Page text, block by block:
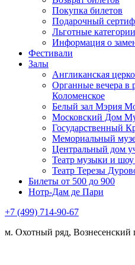
Покупка билетов
Подарочный
Льготные категории
Информация о
Фестивали
Залы
Англиканская
Органные вечера в
Коломенское
Белый зал Мэрия
Московский Дом
Государственный
Мемориальный
Центральный дом
Театр музыки и
Театр Терезы
Билеты от 500 до 900
Нотр-Дам де Пари
+7 (499) 714-90-67
м. Охотный ряд, Вознесенский